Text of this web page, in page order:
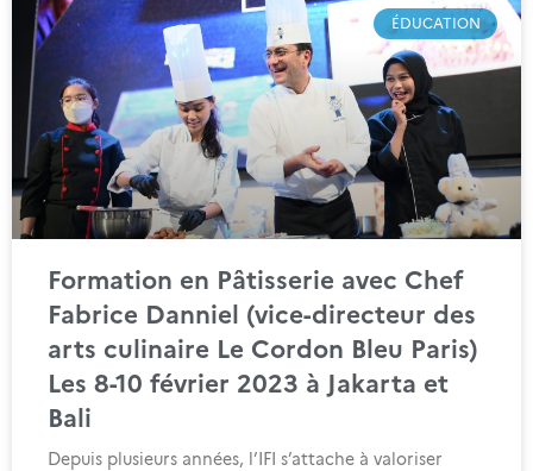
ÉDUCATION
Formation en Pâtisserie avec Chef
Fabrice Danniel (vice-directeur des
arts culinaire Le Cordon Bleu Paris)
Les 8-10 février 2023 à Jakarta et
Bali
Depuis plusieurs années, l’IFI s’attache à valoriser